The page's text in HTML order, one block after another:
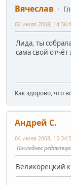
Вячеслав
02 июля 2008,
Лида, ты
сама свой
Как здорово, что
Андрей С.
04 июля 2008,
Последнее
Великорецкий